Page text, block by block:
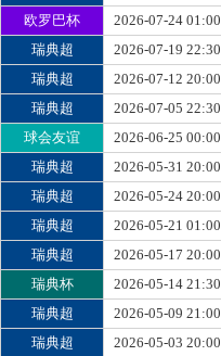
欧罗巴杯
2026-07-24 01:00
瑞典超
2026-07-19 22:30
瑞典超
2026-07-12 20:00
瑞典超
2026-07-05 22:30
球会友谊
2026-06-25 00:00
瑞典超
2026-05-31 20:00
瑞典超
2026-05-24 20:00
瑞典超
2026-05-21 01:00
瑞典超
2026-05-17 20:00
瑞典杯
2026-05-14 21:30
瑞典超
2026-05-09 21:00
瑞典超
2026-05-03 20:00